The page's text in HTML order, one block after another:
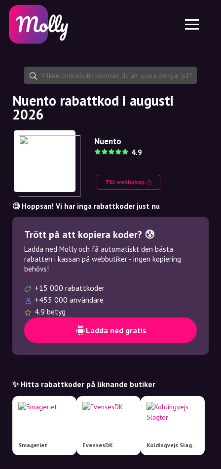
Hudvård
Hårvård
Dela rabattkod
Funktioner
Jobb
Om oss
Samarbete
Plattform
Molly till iPhone och iPad
Molly till Android
SE
EN
NO
DE
Nuento rabattkod i augusti
2026
Nuento
4.9
Till webbshop
🧐 Hoppsan! Vi har inga rabattkoder just nu
Trött på att kopiera koder? 😰
Ladda ned Molly och få automatiskt den bästa
rabatten i kassan på webbutiker - ingen kopiering
behövs!
+15 000 rabattkoder
+455 000 användare
4.9 betyg
Ladda ned gratis
✨ Hitta rabattkoder på liknande butiker
Smageriet EvensesDK Koldingvejs Slagter